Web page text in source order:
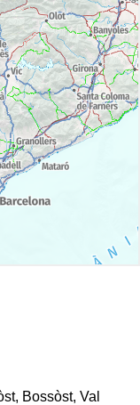
Bossòst, Val